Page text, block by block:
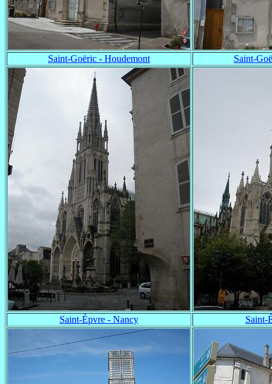
Saint-Goëric - Houdemont Saint-
Saint-Épvre - Nancy Saint-